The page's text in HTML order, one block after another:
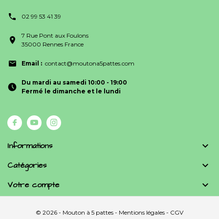
02 99 53 41 39
7 Rue Pont aux Foulons
35000 Rennes France
Email : contact@moutona5pattes.com
Du mardi au samedi 10:00 - 19:00
Fermé le dimanche et le lundi
Informations 
Catégories 
Votre compte 
© 2026 - Mouton à 5 pattes - Mentions légales - CGV